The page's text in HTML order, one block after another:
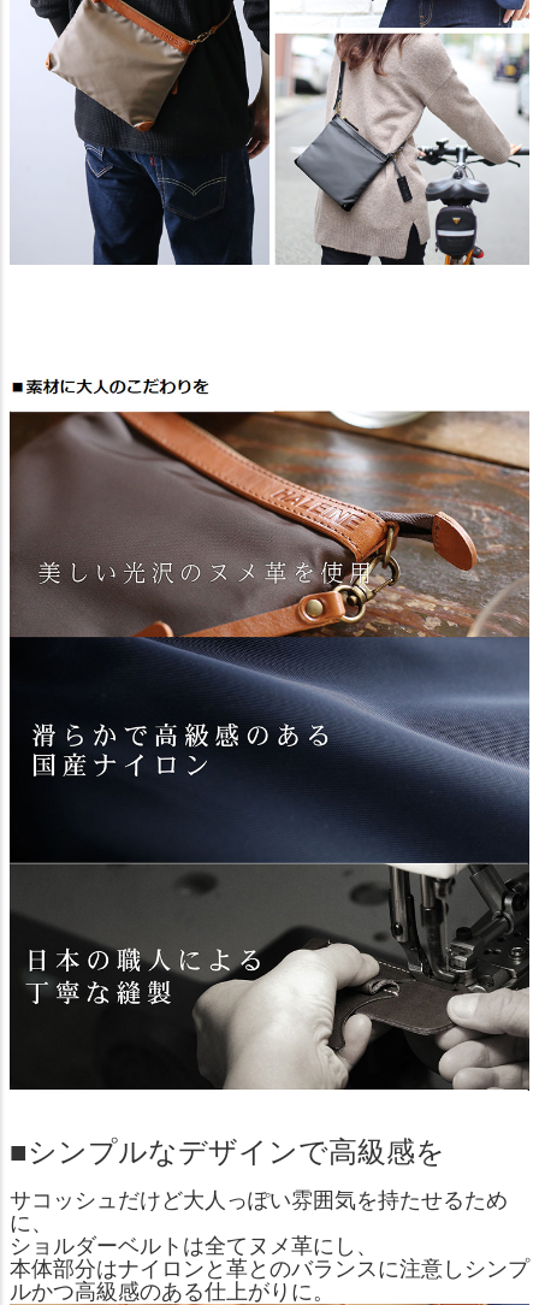
■シンプルなデザインで高級感を
サコッシュだけど大人っぽい雰囲気を持たせるため
に、
ショルダーベルトは全てヌメ革にし、
本体部分はナイロンと革とのバランスに注意しシンプ
ルかつ高級感のある仕上がりに。